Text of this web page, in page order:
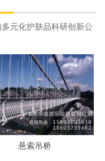
元化护肤品科研创新公
悬索吊桥